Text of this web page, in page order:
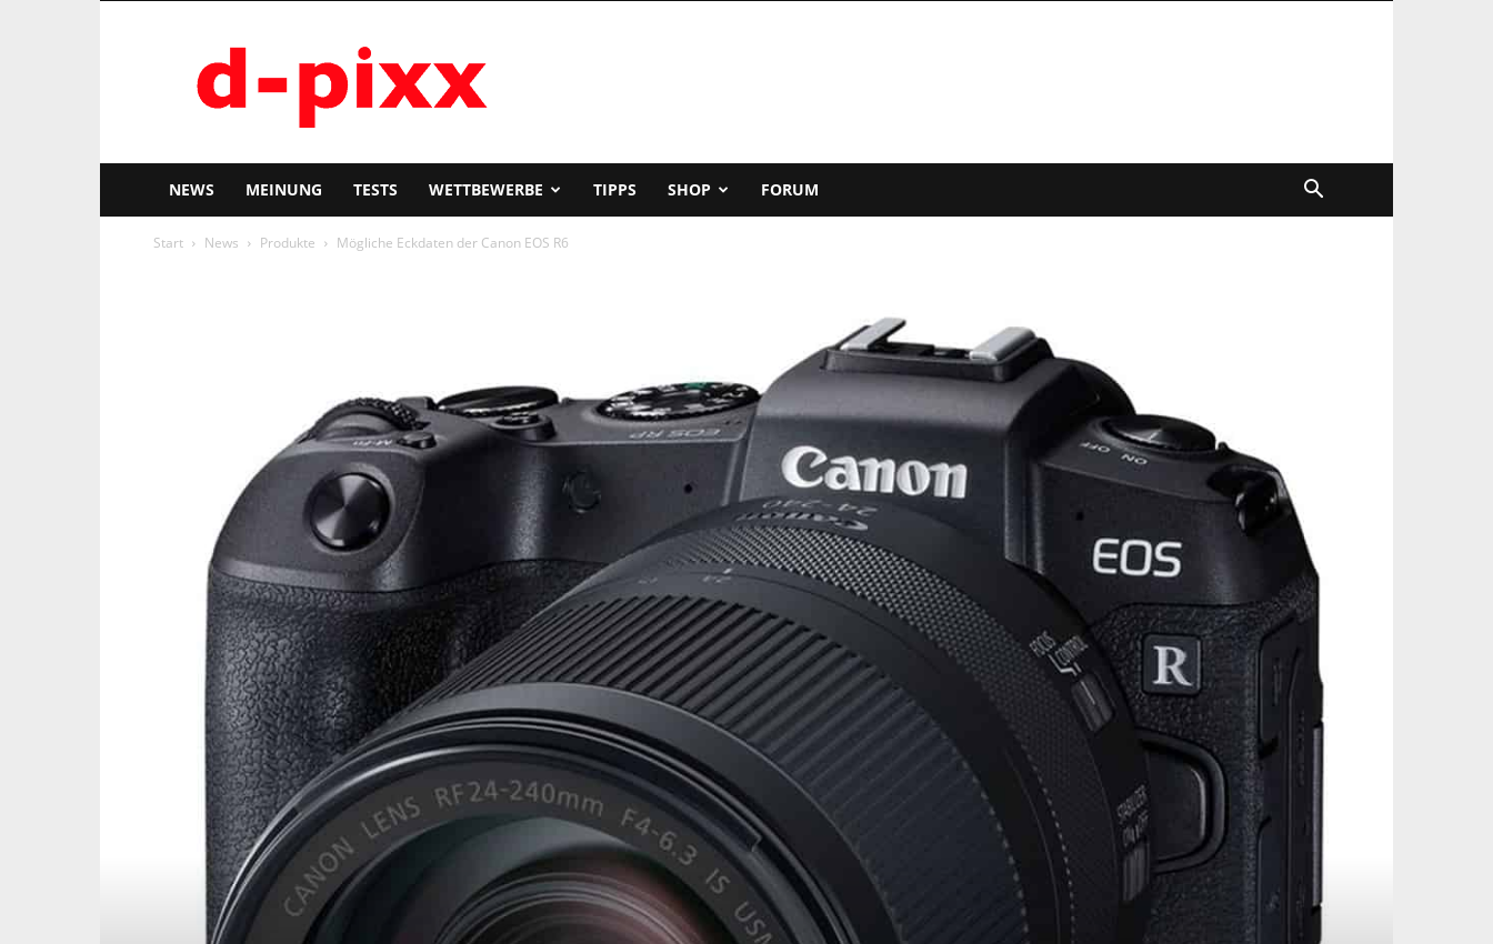
pixx
NEWS MEINUNG TESTS WETTBEWERBE TIPPS SHOP FORUM
Start News Produkte Mögliche Eckdaten der Canon EOS R6